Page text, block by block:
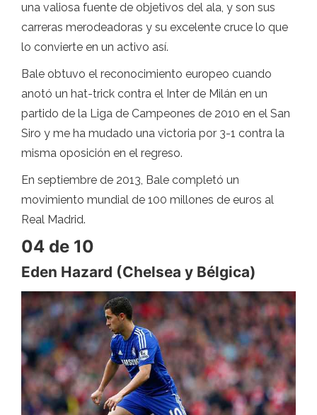
una valiosa fuente de objetivos del ala, y son sus
carreras merodeadoras y su excelente cruce lo que
lo convierte en un activo así.
Bale obtuvo el reconocimiento europeo cuando
anotó un hat-trick contra el Inter de Milán en un
partido de la Liga de Campeones de 2010 en el San
Siro y me ha mudado una victoria por 3-1 contra la
misma oposición en el regreso.
En septiembre de 2013, Bale completó un
movimiento mundial de 100 millones de euros al
Real Madrid.
04 de 10
Eden Hazard (Chelsea y Bélgica)